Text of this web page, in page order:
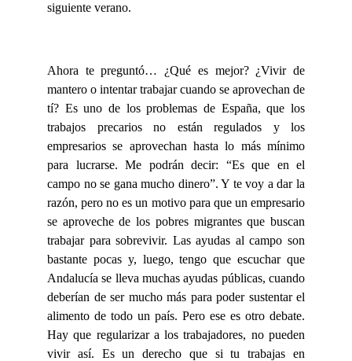
siguiente verano.
Ahora te preguntó… ¿Qué es mejor? ¿Vivir de
mantero o intentar trabajar cuando se aprovechan de
tí? Es uno de los problemas de España, que los
trabajos precarios no están regulados y los
empresarios se aprovechan hasta lo más mínimo
para lucrarse. Me podrán decir: “Es que en el
campo no se gana mucho dinero”. Y te voy a dar la
razón, pero no es un motivo para que un empresario
se aproveche de los pobres migrantes que buscan
trabajar para sobrevivir. Las ayudas al campo son
bastante pocas y, luego, tengo que escuchar que
Andalucía se lleva muchas ayudas públicas, cuando
deberían de ser mucho más para poder sustentar el
alimento de todo un país. Pero ese es otro debate.
Hay que regularizar a los trabajadores, no pueden
vivir así. Es un derecho que si tu trabajas en